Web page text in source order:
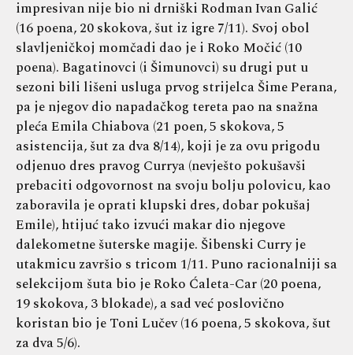
impresivan nije bio ni drniški Rodman Ivan Galić
(16 poena, 20 skokova, šut iz igre 7/11). Svoj obol
slavljeničkoj momčadi dao je i Roko Močić (10
poena). Bagatinovci (i Šimunovci) su drugi put u
sezoni bili lišeni usluga prvog strijelca Šime Perana,
pa je njegov dio napadačkog tereta pao na snažna
pleća Emila Chiabova (21 poen, 5 skokova, 5
asistencija, šut za dva 8/14), koji je za ovu prigodu
odjenuo dres pravog Currya (nevješto pokušavši
prebaciti odgovornost na svoju bolju polovicu, kao
zaboravila je oprati klupski dres, dobar pokušaj
Emile), htijuć tako izvući makar dio njegove
dalekometne šuterske magije. Šibenski Curry je
utakmicu završio s tricom 1/11. Puno racionalniji sa
selekcijom šuta bio je Roko Ćaleta-Car (20 poena,
19 skokova, 3 blokade), a sad već poslovično
koristan bio je Toni Lučev (16 poena, 5 skokova, šut
za dva 5/6).